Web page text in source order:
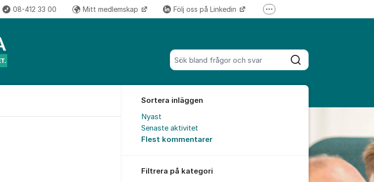
Sök bland alla inlägg
Sök
08-412 33 00 Mitt medlemskap Följ oss på Linkedin Fler supportlänkar
Sortera inläggen
Nyast
Senaste aktivitet
Flest kommentarer
Filtrera på kategori